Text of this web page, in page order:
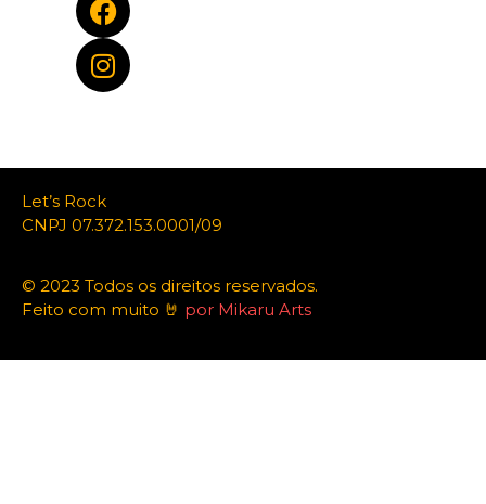
Let’s Rock
CNPJ 07.372.153.0001/09
© 2023 Todos os direitos reservados.
Feito com muito 🤘 por Mikaru Arts